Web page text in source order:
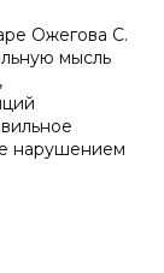
Ожегова С.
мысль
нарушением